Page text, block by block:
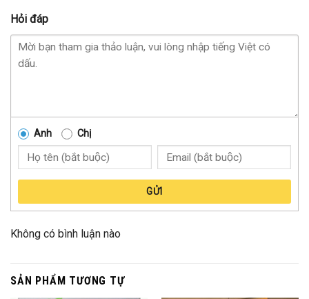
Hỏi đáp
Anh Chị
GỬI
Không có bình luận nào
SẢN PHẨM TƯƠNG TỰ